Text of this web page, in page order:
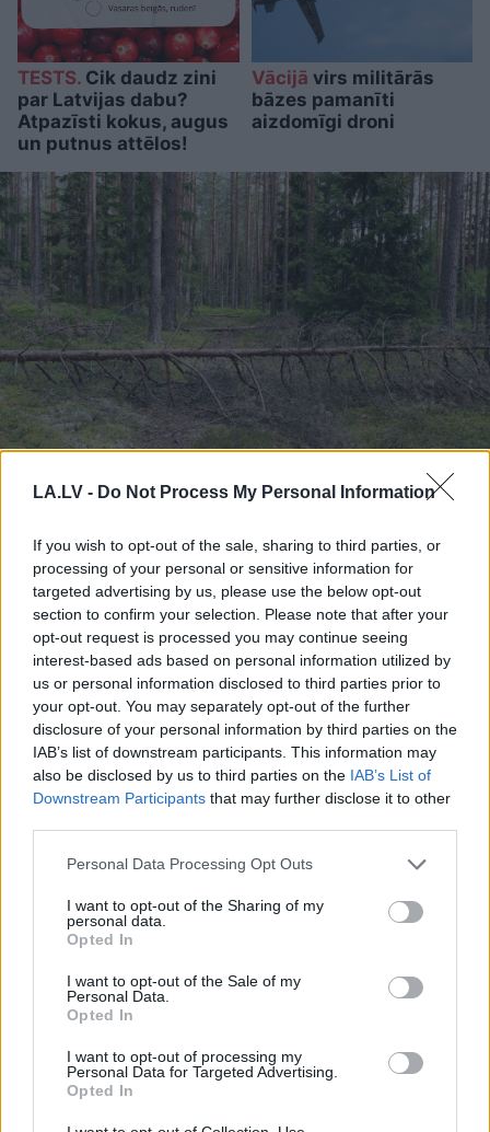
LA.LV - Do Not Process My Personal Information
If you wish to opt-out of the sale, sharing to third parties, or
processing of your personal or sensitive information for
targeted advertising by us, please use the below opt-out
section to confirm your selection. Please note that after your
opt-out request is processed you may continue seeing
interest-based ads based on personal information utilized by
us or personal information disclosed to third parties prior to
your opt-out. You may separately opt-out of the further
disclosure of your personal information by third parties on the
IAB’s list of downstream participants. This information may
also be disclosed by us to third parties on the IAB’s List of
Downstream Participants that may further disclose it to other
Please note that this website/app uses one or more Google
not limited to your visit or usage behaviour. You may click to
grant or deny consent to Google and its third-party tags to
use your data for below specified purposes in below Google
consent section.
Personal Data Processing Opt Outs
I want to opt-out of the Sharing of my
personal data.
Opted In
I want to opt-out of the Sale of my
Personal Data.
Opted In
I want to opt-out of processing my
Personal Data for Targeted Advertising.
Opted In
TESTS. Cik daudz zini
par Latvijas dabu?
Atpazīsti kokus, augus
un putnus attēlos!
Vācijā virs militārās
bāzes pamanīti
aizdomīgi droni
“Man pat neomulīgi
palika!” Sēņotāja mežā
uziet ļoti biedējošu vietu
Pierīgānotikusi smaga
notikuma vietas
“Mannebija tās mātes
laiku pēc dēla